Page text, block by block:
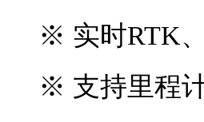
※ 实时RTK
※ 支持里程计